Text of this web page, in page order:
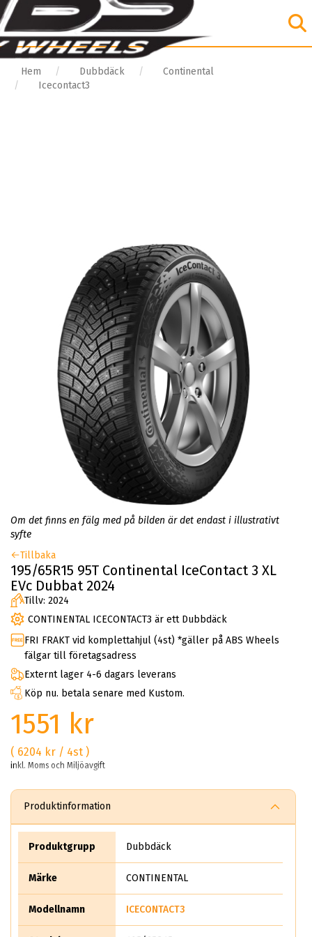
Hem Dubbdäck
Continental
Icecontact3
Om det finns en fälg med på bilden är det endast i illustrativt
syfte
Tillbaka
195/65R15 95T Continental IceContact 3 XL
EVc Dubbat 2024
Tillv: 2024
CONTINENTAL ICECONTACT3 är ett Dubbdäck
FRI FRAKT vid komplettahjul (4st) *gäller på ABS Wheels
fälgar till företagsadress
Externt lager 4-6 dagars leverans
Köp nu. betala senare med Kustom.
1551 kr
( 6204 kr / 4st )
inkl. Moms och Miljöavgift
Produktinformation
Produktgrupp Dubbdäck
Märke CONTINENTAL
Modellnamn ICECONTACT3